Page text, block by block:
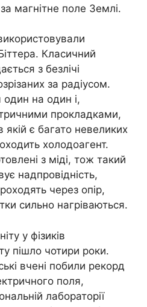
магнітне поле Землі.
Класичний
з безлічі
за радіусом.
на один і,
прокладками,
є багато невеликих
холодоагент.
з міді, тож такий
надпровідність,
через опір,
сильно нагріваються.
у фізиків
пішло чотири роки.
вчені побили рекорд
поля,
лабораторії